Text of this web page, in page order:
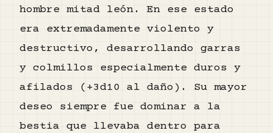
hombre mitad león. En ese estado
era extremadamente violento y
destructivo, desarrollando garras
y colmillos especialmente duros y
afilados (+3d10 al daño). Su mayor
deseo siempre fue dominar a la
bestia que llevaba dentro para